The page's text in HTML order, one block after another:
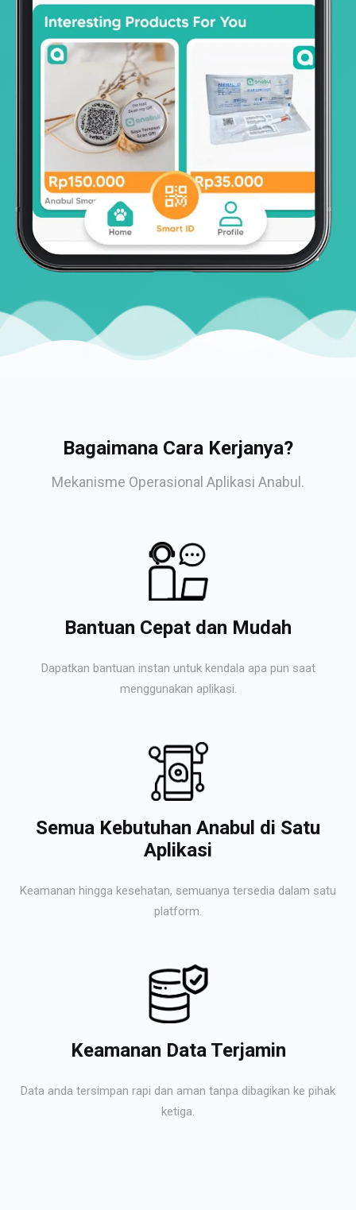
Bagaimana Cara Kerjanya?
Mekanisme Operasional Aplikasi Anabul.
Bantuan Cepat dan Mudah
Dapatkan bantuan instan untuk kendala apa pun saat
menggunakan aplikasi.
Semua Kebutuhan Anabul di Satu
Aplikasi
Keamanan hingga kesehatan, semuanya tersedia dalam satu
platform.
Keamanan Data Terjamin
Data anda tersimpan rapi dan aman tanpa dibagikan ke pihak
ketiga.